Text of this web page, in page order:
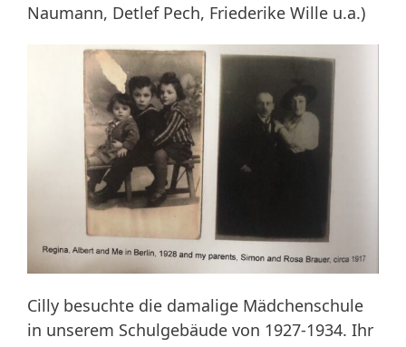
Naumann, Detlef Pech, Friederike Wille u.a.)
Cilly besuchte die damalige Mädchenschule
in unserem Schulgebäude von 1927-1934. Ihr